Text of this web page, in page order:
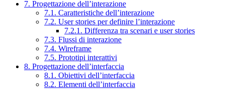
7. Progettazione dell’interazione
7.1. Caratteristiche dell’interazione
7.2. User stories per definire l’interazione
7.2.1. Differenza tra scenari e user stories
7.3. Flussi di interazione
7.4. Wireframe
7.5. Prototipi interattivi
8. Progettazione dell’interfaccia
8.1. Obiettivi dell’interfaccia
8.2. Elementi dell’interfaccia